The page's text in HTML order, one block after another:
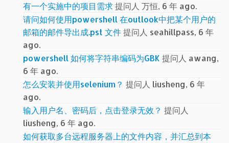
有一个实施中的项目需求提问人 万恒, 6 年 ago.
请问如何使用powershell 在outlook中把某个用户的
邮箱的邮件导出成.pst 文件提问人 seahillpass, 6 年
ago.
powershell 如何将字符串编码为GBK 提问人 awang,
6 年 ago.
怎么安装并使用selenium？ 提问人 liusheng, 6 年
ago.
输入用户名、密码后，点击登录无效？ 提问人
liusheng, 6 年 ago.
如何获取多台远程服务器上的文件内容，并汇总到本